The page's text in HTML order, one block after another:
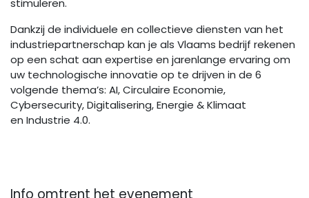
stimuleren.
Dankzij de individuele en collectieve diensten van het
industriepartnerschap kan je als Vlaams bedrijf rekenen
op een schat aan expertise en jarenlange ervaring om
uw technologische innovatie op te drijven in de 6
volgende thema’s: AI, Circulaire Economie,
Cybersecurity, Digitalisering, Energie & Klimaat
en Industrie 4.0.